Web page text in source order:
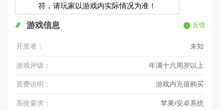
符，请玩家以游戏内实际情况为准！
游戏信息 反馈
开发者： 未知
游戏评级： 年满十六周岁以上
资费说明： 游戏内充值购买
系统要求： 苹果/安卓系统